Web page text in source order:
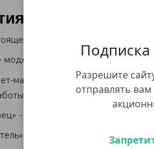
Разрешите
отправлять
и определения
оферте, если контекст
модели, аксессуары,
магазин» - в соответствии с
или услуги путем
- компания, реализующая
- физическое лицо,